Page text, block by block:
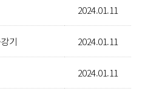
2024.01.11
기 2024.01.11
2024.01.11